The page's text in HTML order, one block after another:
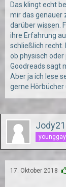
Das klingt echt
mir das genauer
darüber wissen.
ihre Erfahrung
schließlich recht.
ob physisch oder
Goodreads sagt
Aber ja ich lese
gerne Hörbücher
17. Oktober 2018